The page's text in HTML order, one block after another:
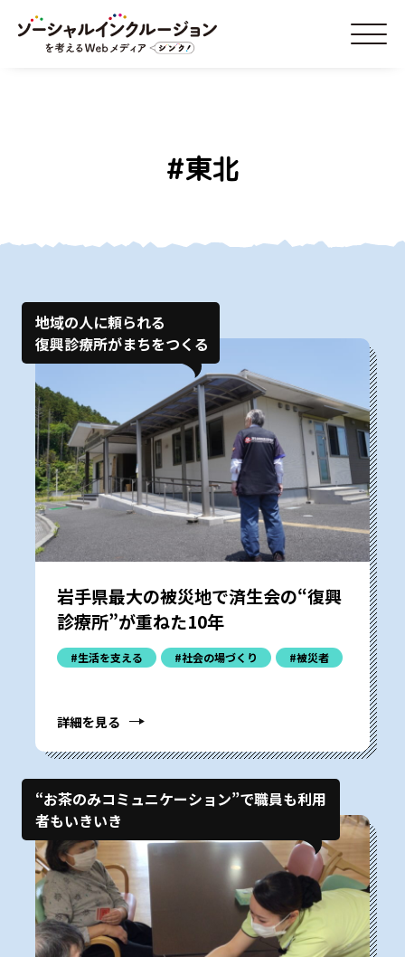
#東北
地域の人に頼られる
復興診療所がまちをつくる
岩手県最大の被災地で済生会の“復興
診療所”が重ねた10年
#生活を支える #社会の場づくり #被災者
詳細を見る
“お茶のみコミュニケーション”で職員も利用
者もいきいき